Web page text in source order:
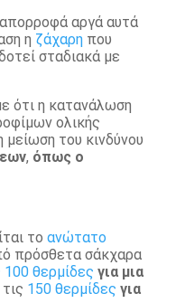
αργά αυτά
η ζάχαρηπου
σταδιακά με
ότι η κατανάλωση
ολικής
μείωση του κινδύνου
, όπως ο
το ανώτατο
πρόσθετα σάκχαρα
100 θερμίδες για μια
150 θερμίδες για